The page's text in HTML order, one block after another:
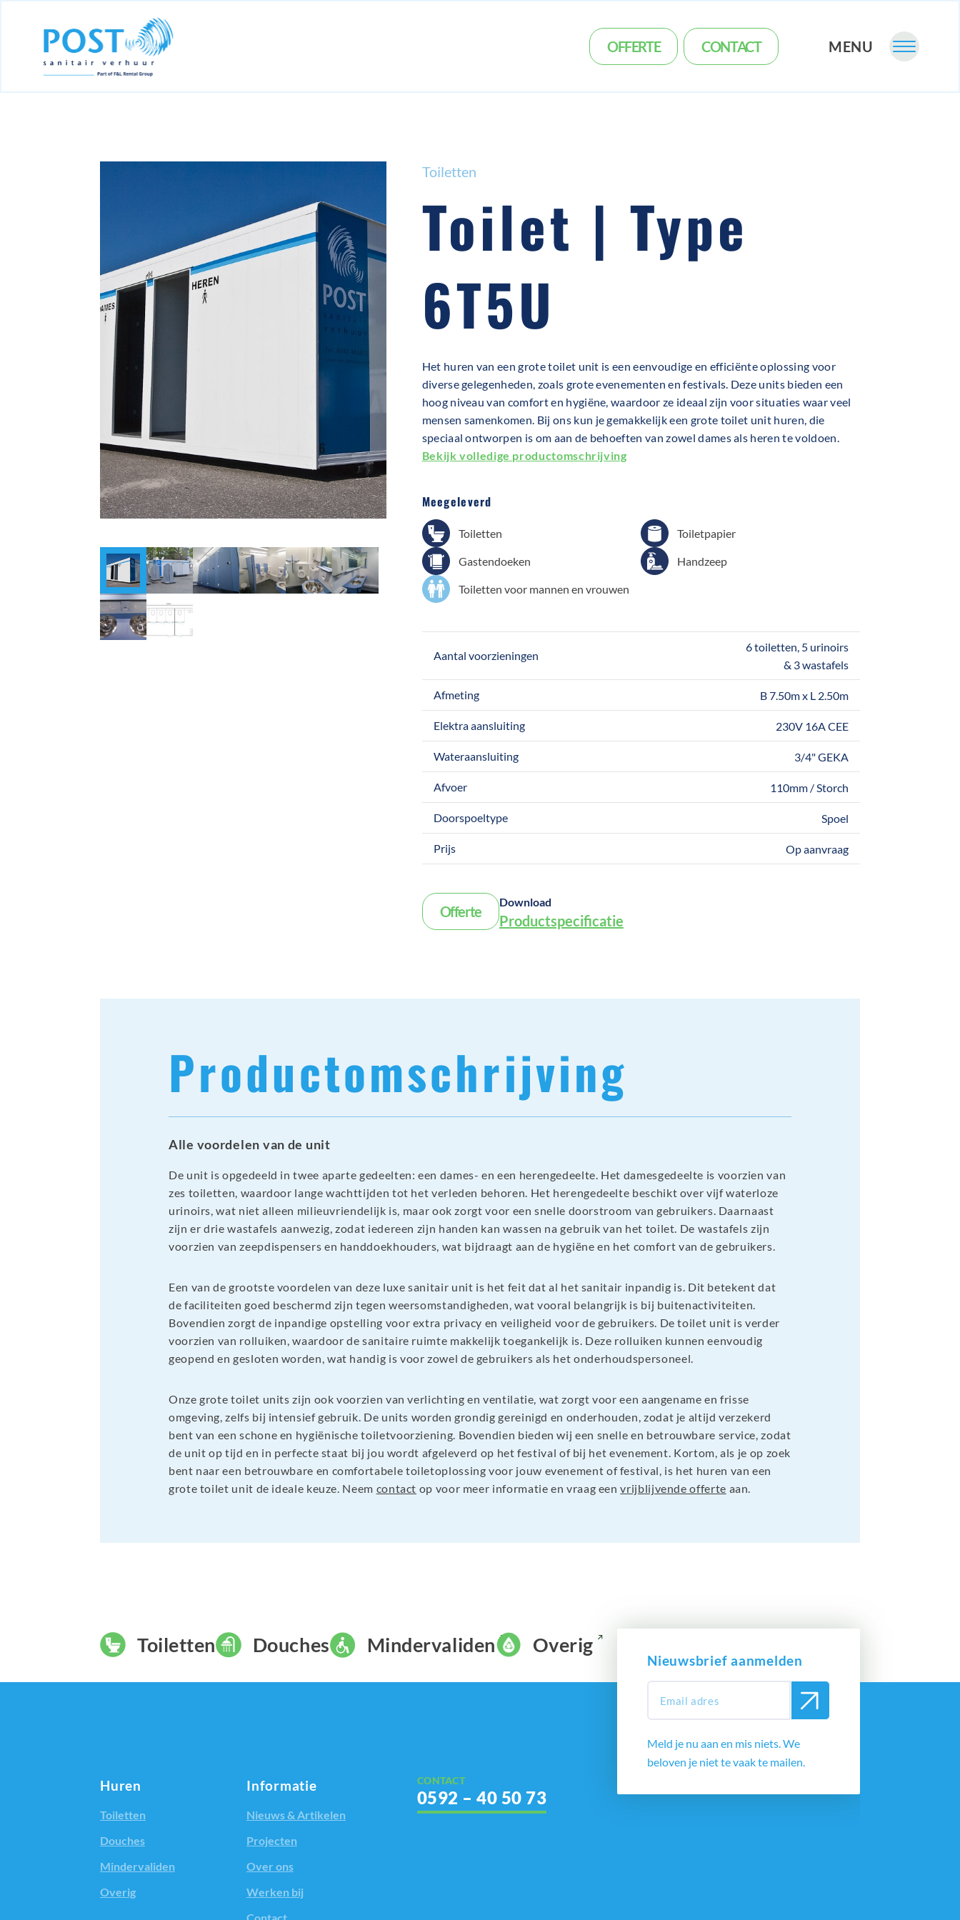
OFFERTE CONTACT MENU
Toiletten
Toilet | Type
6T5U
Het huren van een grote toilet unit is een eenvoudige en efficiënte oplossing voor
diverse gelegenheden, zoals grote evenementen en festivals. Deze units bieden een
hoog niveau van comfort en hygiëne, waardoor ze ideaal zijn voor situaties waar veel
mensen samenkomen. Bij ons kun je gemakkelijk een grote toilet unit huren, die
speciaal ontworpen is om aan de behoeften van zowel dames als heren te voldoen.
Bekijk volledige productomschrijving
Meegeleverd
Toiletten Toiletpapier
Gastendoeken Handzeep
Toiletten voor mannen en vrouwen
Aantal voorzieningen
6 toiletten, 5 urinoirs
& 3 wastafels
Afmeting B 7.50m x L 2.50m
Elektra aansluiting 230V 16A CEE
Wateraansluiting 3/4" GEKA
Afvoer 110mm / Storch
Doorspoeltype Spoel
Prijs Op aanvraag
Offerte
Download
Productspecificatie
Productomschrijving
Alle voordelen van de unit
De unit is opgedeeld in twee aparte gedeelten: een dames- en een herengedeelte. Het damesgedeelte is voorzien van
zes toiletten, waardoor lange wachttijden tot het verleden behoren. Het herengedeelte beschikt over vijf waterloze
urinoirs, wat niet alleen milieuvriendelijk is, maar ook zorgt voor een snelle doorstroom van gebruikers. Daarnaast
zijn er drie wastafels aanwezig, zodat iedereen zijn handen kan wassen na gebruik van het toilet. De wastafels zijn
voorzien van zeepdispensers en handdoekhouders, wat bijdraagt aan de hygiëne en het comfort van de gebruikers.
Een van de grootste voordelen van deze luxe sanitair unit is het feit dat al het sanitair inpandig is. Dit betekent dat
de faciliteiten goed beschermd zijn tegen weersomstandigheden, wat vooral belangrijk is bij buitenactiviteiten.
Bovendien zorgt de inpandige opstelling voor extra privacy en veiligheid voor de gebruikers. De toilet unit is verder
voorzien van rolluiken, waardoor de sanitaire ruimte makkelijk toegankelijk is. Deze rolluiken kunnen eenvoudig
geopend en gesloten worden, wat handig is voor zowel de gebruikers als het onderhoudspersoneel.
Onze grote toilet units zijn ook voorzien van verlichting en ventilatie, wat zorgt voor een aangename en frisse
omgeving, zelfs bij intensief gebruik. De units worden grondig gereinigd en onderhouden, zodat je altijd verzekerd
bent van een schone en hygiënische toiletvoorziening. Bovendien bieden wij een snelle en betrouwbare service, zodat
de unit op tijd en in perfecte staat bij jou wordt afgeleverd op het festival of bij het evenement. Kortom, als je op zoek
bent naar een betrouwbare en comfortabele toiletoplossing voor jouw evenement of festival, is het huren van een
grote toilet unit de ideale keuze. Neem contact op voor meer informatie en vraag eenvrijblijvende offerte aan.
Toiletten Douches Mindervaliden Overig
Huren
Toiletten
Douches
Mindervaliden
Overig
Informatie
Nieuws & Artikelen
Projecten
Over ons
Werken bij
CONTACT
0592 – 40 50 73
Nieuwsbrief aanmelden
Meld je nu aan en mis niets. We
beloven je niet te vaak te mailen.